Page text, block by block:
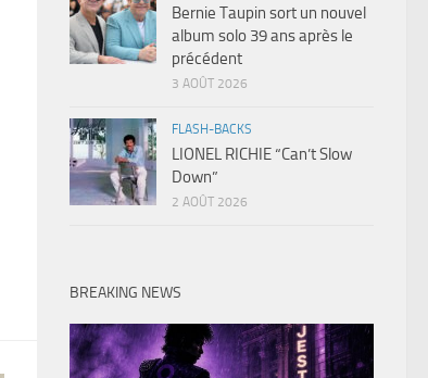
Bernie Taupin sort un nouvel
album solo 39 ans après le
précédent
3 AOÛT 2026
FLASH-BACKS
LIONEL RICHIE “Can’t Slow
Down”
2 AOÛT 2026
BREAKING NEWS